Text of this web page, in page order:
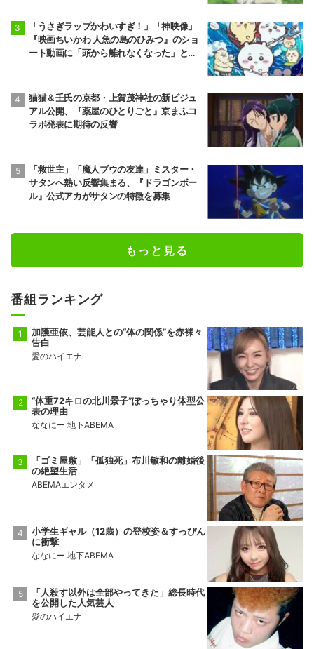
「うさぎラップかわいすぎ！」「神映像」
『映画ちいかわ 人魚の島のひみつ』のショ
ート動画に「頭から離れなくなった」と大
猫猫＆壬氏の京都・上賀茂神社の新ビジュ
アル公開、『薬屋のひとりごと』京まふコ
ラボ発表に期待の反響
「救世主」「魔人ブウの友達」ミスター・
サタンへ熱い反響集まる、『ドラゴンボー
ル』公式アカがサタンの特徴を募集
もっと見る
番組ランキング
加護亜依、芸能人との“体の関係”を赤裸々
告白
愛のハイエナ
“体重72キロの北川景子”ぽっちゃり体型公
表の理由
ななにー 地下ABEMA
「ゴミ屋敷」「孤独死」布川敏和の離婚後
の絶望生活
ABEMAエンタメ
小学生ギャル（12歳）の登校姿＆すっぴん
に衝撃
ななにー 地下ABEMA
「人殺す以外は全部やってきた」総長時代
を公開した人気芸人
愛のハイエナ